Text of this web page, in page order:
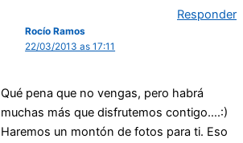
Responder
Rocío Ramos
22/03/2013 as 17:11
Qué pena que no vengas, pero habrá
muchas más que disfrutemos contigo….:)
Haremos un montón de fotos para ti. Eso